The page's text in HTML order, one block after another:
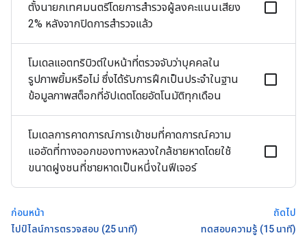
ตั้งนายกเทศมนตรีโดยการสํารวจผู้ลงคะแนนเสียง
2% หลังจากปิดการสำรวจแล้ว
โมเดลแอตทริบิวต์ใบหน้าที่ตรวจจับว่าบุคคลใน
รูปภาพยิ้มหรือไม่ ซึ่งได้รับการฝึกเป็นประจำในฐาน
ข้อมูลภาพสต็อกที่อัปเดตโดยอัตโนมัติทุกเดือน
โมเดลการคาดการณ์การเข้าชมที่คาดการณ์ความ
แออัดที่ทางออกของทางหลวงใกล้ชายหาดโดยใช้
ขนาดฝูงชนที่ชายหาดเป็นหนึ่งในฟีเจอร์
ก่อนหน้า
ไปป์ไลน์การตรวจสอบ (25 นาที)
ถัดไป
ทดสอบความรู้ (15 นาที)